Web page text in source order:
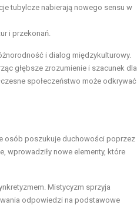
tubylcze nabierają nowego sensu w
i przekonań.
i dialog międzykulturowy.
głębsze zrozumienie i szacunek dla
społeczeństwo może odkrywać
osób poszukuje duchowości poprzez
wprowadziły nowe elementy, które
Mistycyzm sprzyja
odpowiedzi na podstawowe